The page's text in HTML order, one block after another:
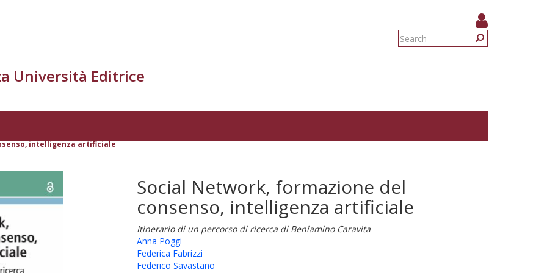
Search
Università Editrice
intelligenza artificiale
Social Network, formazione del
consenso, intelligenza artificiale
Itinerario di un percorso di ricerca di Beniamino Caravita
Anna Poggi
Federica Fabrizzi
Federico Savastano